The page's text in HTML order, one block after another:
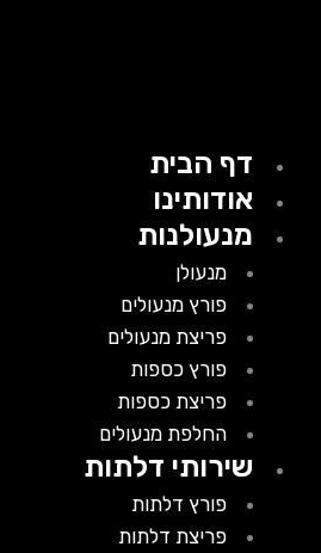
דף הבית
אודותינו
מנעולנות
מנעולן
פורץ מנעולים
פריצת מנעולים
פורץ כספות
פריצת כספות
החלפת מנעולים
שירותי דלתות
פורץ דלתות
פריצת דלתות